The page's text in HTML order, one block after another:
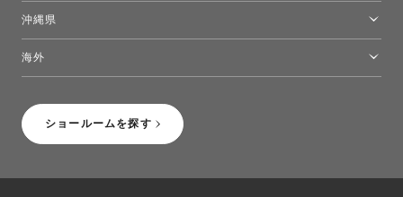
ショールームを探す
沖縄県
海外